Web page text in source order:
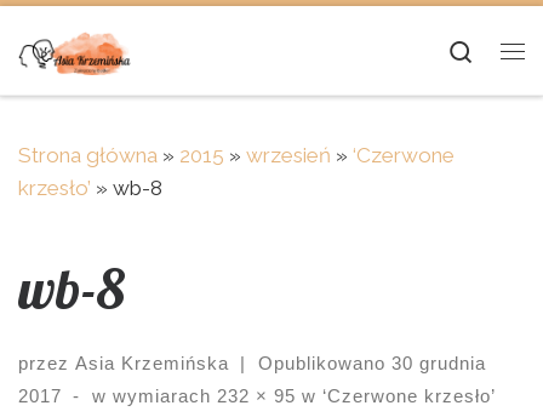
Skip to content
Strona główna » 2015 » wrzesień » ‘Czerwone
krzesło’ » wb-8
wb-8
przez Asia Krzemińska | Opublikowano 30 grudnia
2017
- w wymiarach 232 × 95 w ‘Czerwone krzesło’